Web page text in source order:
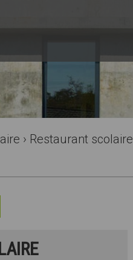
› Restaurant scolaire